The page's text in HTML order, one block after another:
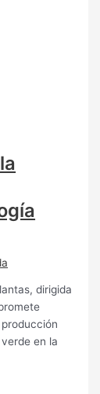
dirigida
en la